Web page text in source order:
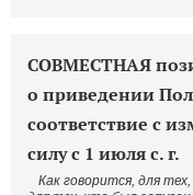
СОВМЕСТНАЯ
о приведении
соответствие с
силу с 1 июля с. г.
Как говорится, для